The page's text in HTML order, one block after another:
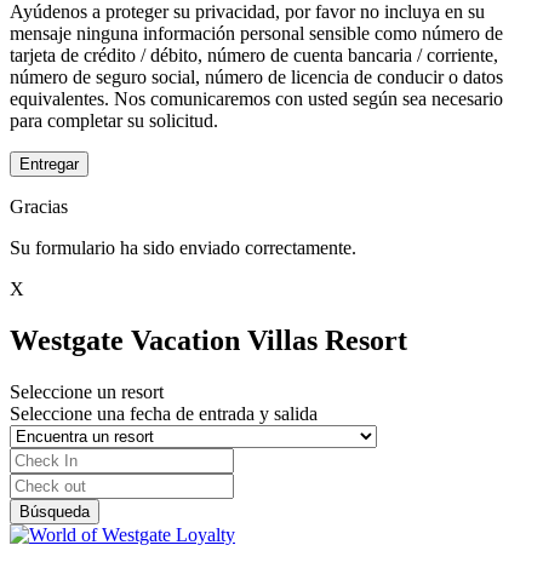
Ayúdenos a proteger su privacidad, por favor no incluya en su
mensaje ninguna información personal sensible como número de
tarjeta de crédito / débito, número de cuenta bancaria / corriente,
número de seguro social, número de licencia de conducir o datos
equivalentes. Nos comunicaremos con usted según sea necesario
para completar su solicitud.
Entregar
Gracias
Su formulario ha sido enviado correctamente.
X
Westgate Vacation Villas Resort
Seleccione un resort
Seleccione una fecha de entrada y salida